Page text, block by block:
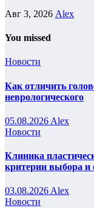
Авг 3, 2026 Alex
You missed
Новости
Как отличить
неврологического
05.08.2026 Alex
Новости
Клиника
критерии выбора и
03.08.2026 Alex
Новости